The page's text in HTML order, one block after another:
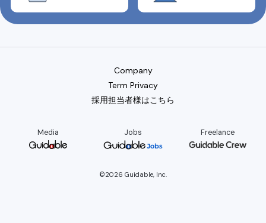
Company
Term Privacy
採用担当者様はこちら
Media Jobs Freelance
©2026 Guidable, Inc.